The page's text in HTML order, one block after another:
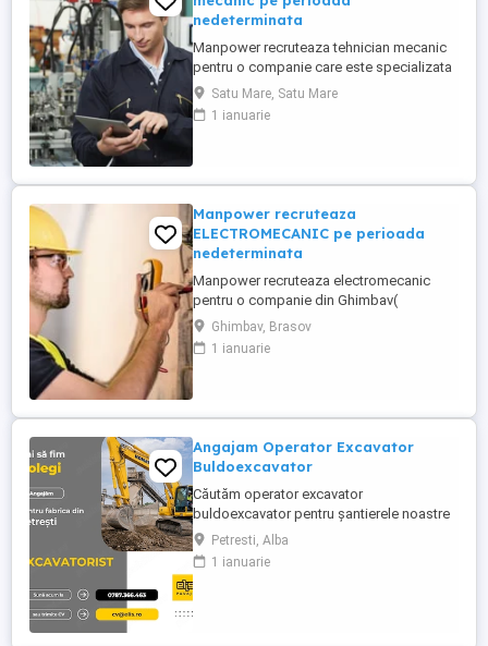
nedeterminata
Manpower recruteaza tehnician mecanic
pentru o companie care este specializata
în producția de sisteme electrice și
cablaje auto, inclusiv pentru vehicule cu
tensiuni inalte componente critice pentru
reparatii mecanice ...
Satu Mare, Satu Mare
1 ianuarie
Manpower recruteaza
ELECTROMECANIC pe perioada
nedeterminata
Manpower recruteaza electromecanic
pentru o companie din Ghimbav(
producatoare de carton ondulat)-
responsabil cu întreținerea și repararea
instalațiilor și utilajelor industriale care
principale: - monitorizeaza și execută ...
Ghimbav, Brasov
1 ianuarie
Angajam Operator Excavator
Buldoexcavator
Căutăm operator excavator
buldoexcavator pentru șantierele noastre
din judetul Alba. Cerințe: Atestat
profesional pentru excavator și sau
buldoexcavator Experiență anterioară pe
Petresti, Alba
1 ianuarie